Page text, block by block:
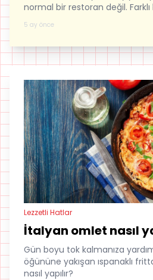
normal bir restoran değil.
dikkatleri üzerine çekiyor. Öyle
başkanı ile bu yüzden araları
5 ay önce
Lezzetli Hatlar
İtalyan omlet nasıl
Gün boyu tok kalmanıza
öğününe yakışan ıspanaklı
nasıl yapılır?